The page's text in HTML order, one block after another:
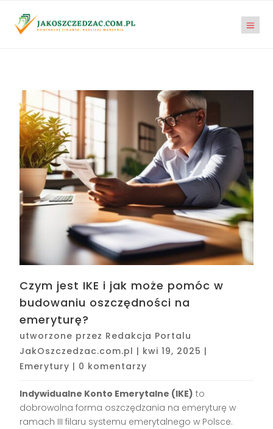
Czym jest IKE i jak może pomóc w
budowaniu oszczędności na
emeryturę?
utworzone przez Redakcja Portalu
JakOszczedzac.com.pl | kwi 19, 2025 |
Emerytury | 0 komentarzy
Indywidualne Konto Emerytalne (IKE) to
dobrowolna forma oszczędzania na emeryturę w
ramach III filaru systemu emerytalnego w Polsce.